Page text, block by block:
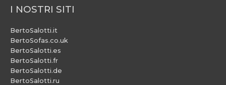
I NOSTRI SITI
BertoSalotti.it
BertoSofas.co.uk
BertoSalotti.es
BertoSalotti.fr
BertoSalotti.de
BertoSalotti.ru